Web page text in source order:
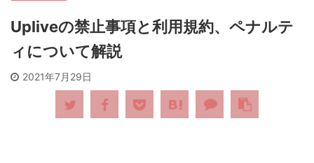
Upliveの禁止事項と利用規約、ペナルテ
ィについて解説
2021年7月29日